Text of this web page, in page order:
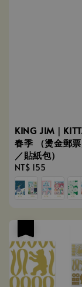
KING JIM｜
春季 （燙金郵
／貼紙包）
Regular
price
NT$ 155